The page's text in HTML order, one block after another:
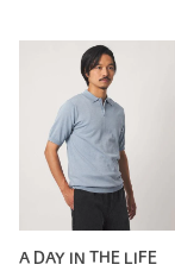
A DAY IN THE LIFE